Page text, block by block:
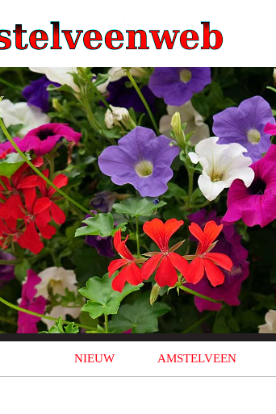
NIEUW AMSTELVEEN